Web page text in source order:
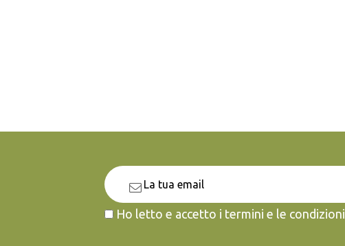
Ho letto e accetto i termini e le condizioni